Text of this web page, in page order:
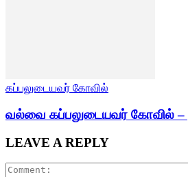
கப்பலுடையவர் கோவில்
வல்வை கப்பலுடையவர் கோவில் –
LEAVE A REPLY